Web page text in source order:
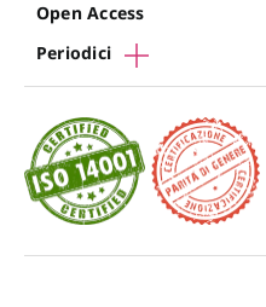
Open Access
Periodici